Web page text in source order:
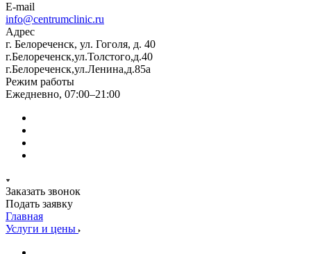
E-mail
info@centrumclinic.ru
Адрес
г. Белореченск, ул. Гоголя, д. 40
г.Белореченск,ул.Толстого,д.40
г.Белореченск,ул.Ленина,д.85а
Режим работы
Ежедневно, 07:00–21:00
Заказать звонок
Подать заявку
Главная
Услуги и цены